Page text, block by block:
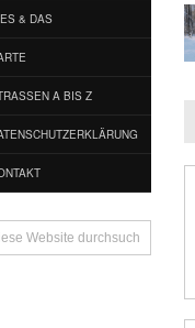
& DAS
A BIS Z